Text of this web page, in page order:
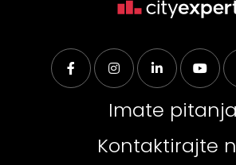
Imate
Kontaktirajte